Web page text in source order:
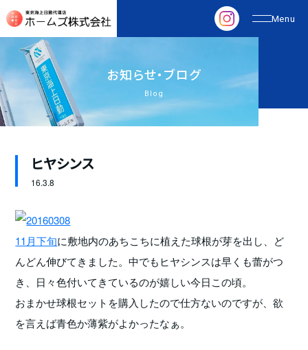
お知らせ・ブログ
Blog
ヒヤシンス
16.3.8
11月下旬に敷地内のあちこちに植えた球根が芽を出し、ど
んどん伸びてきました。中でもヒヤシンスは早くも蕾がつ
き、日々色付いてきているのが嬉しい今日この頃。
おまかせ球根セットを購入したので仕方ないのですが、欲
を言えば青色か薄紫がよかったなぁ。